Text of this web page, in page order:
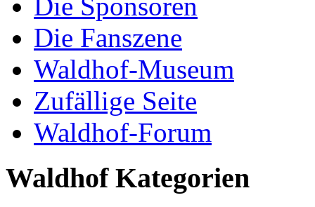
Die Fanszene
Waldhof-Museum
Zufällige Seite
Waldhof-Forum
Waldhof Kategorien